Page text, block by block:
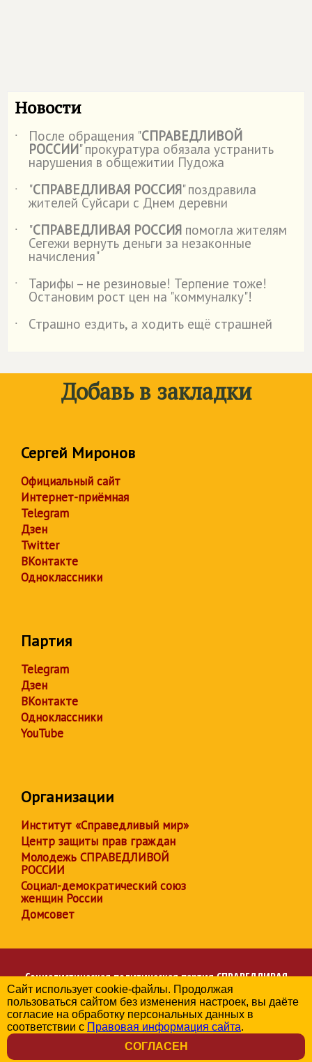
Новости
˙ После обращения "СПРАВЕДЛИВОЙ
РОССИИ" прокуратура обязала устранить
нарушения в общежитии Пудожа
˙
"СПРАВЕДЛИВАЯ РОССИЯ" поздравила
жителей Суйсари с Днем деревни
˙
"СПРАВЕДЛИВАЯ РОССИЯ помогла жителям
Сегежи вернуть деньги за незаконные
начисления"
˙
Тарифы – не резиновые! Терпение тоже!
Остановим рост цен на "коммуналку"!
˙
Страшно ездить, а ходить ещё страшней
Добавь в закладки
Сергей Миронов
Официальный сайт
Интернет-приёмная
Telegram
Дзен
Twitter
ВКонтакте
Одноклассники
Партия
Telegram
Дзен
ВКонтакте
Одноклассники
YouTube
Организации
Институт «Справедливый мир»
Центр защиты прав граждан
Молодежь СПРАВЕДЛИВОЙ
РОССИИ
Социал-демократический союз
женщин России
Домсовет
Социалистическая политическая партияСПРАВЕДЛИВАЯ
РОССИЯ
Региональное отделение партии в Республике Карелия
© 2006-2026
Политика в отношении обработки персональных данных
Сайт использует cookie-файлы. Продолжая
пользоваться сайтом без изменения настроек, вы даёте
согласие на обработку персональных данных в
соответствии с Правовая информация сайта.
СОГЛАСЕН